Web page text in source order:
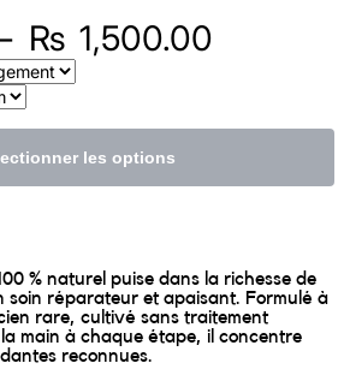
₨ 1,500.00
prix :
les options
% naturel puise dans la richesse de
soin réparateur et apaisant. Formulé à
rare, cultivé sans traitement
main à chaque étape, il concentre
reconnues.